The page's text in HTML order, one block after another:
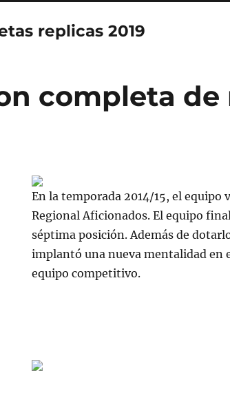
replicas 2019
completa de
En la temporada 2014/15, el
Regional Aficionados. El equipo
séptima posición. Además de
implantó una nueva mentalidad en
equipo competitivo.